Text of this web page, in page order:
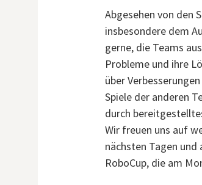
Abgesehen von den
insbesondere dem
gerne, die Teams
Probleme und ihre
über
Spiele der anderen
durch
Wir freuen uns auf
nächsten Tagen
RoboCup, die am